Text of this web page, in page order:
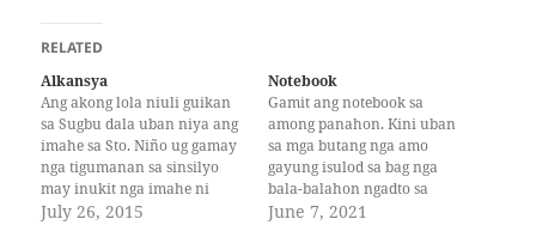
RELATED
Alkansya
Ang akong lola niuli guikan
sa Sugbu dala uban niya ang
imahe sa Sto. Niño ug gamay
nga tigumanan sa sinsilyo
may inukit nga imahe ni
Buda. Matag adlaw ginsudlan
July 26, 2015
Notebook
Gamit ang notebook sa
among panahon. Kini uban
sa mga butang nga amo
gayung isulod sa bag nga
bala-balahon ngadto sa
eskwelahan ug pauli.
June 7, 2021